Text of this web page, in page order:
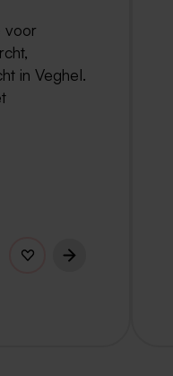
voor
in Veghel.